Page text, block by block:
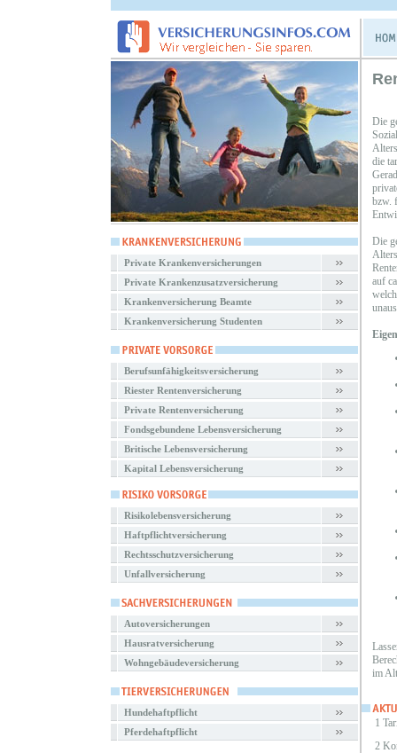
Private Krankenversicherungen
Private Krankenzusatzversicherung
Krankenversicherung Beamte
Krankenversicherung Studenten
Berufsunfähigkeitsversicherung
Riester Rentenversicherung
Private Rentenversicherung
Fondsgebundene Lebensversicherung
Britische Lebensversicherung
Kapital Lebensversicherung
Risikolebensversicherung
Haftpflichtversicherung
Rechtsschutzversicherung
Unfallversicherung
Autoversicherungen
Hausratversicherung
Wohngebäudeversicherung
Hundehaftpflicht
Pferdehaftpflicht
Die
die
bzw.
Die
auf
im
1
2